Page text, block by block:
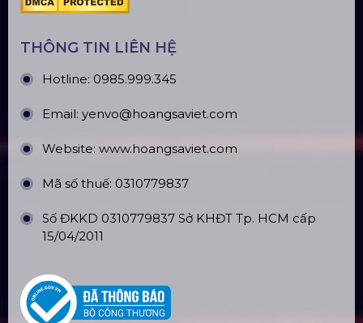
THÔNG TIN LIÊN HỆ
Hotline: 0985.999.345
Email: yenvo@hoangsaviet.com
Website: www.hoangsaviet.com
Mã số thuế: 0310779837
Số ĐKKD 0310779837 Sở KHĐT Tp. HCM cấp
15/04/2011